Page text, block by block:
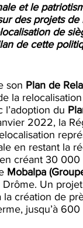
et le
des projets
de
de cette
son Plan de
la
du
2022, la
en restant la
créant 30 000
Mobalpa
Drôme. Un
la création de
jusqu’à